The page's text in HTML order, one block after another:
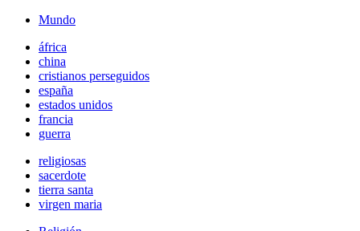
Mundo
áfrica
china
cristianos perseguidos
españa
estados unidos
francia
guerra
religiosas
sacerdote
tierra santa
virgen maria